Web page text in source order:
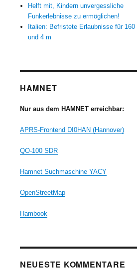
Helft mit, Kindern unvergessliche
Funkerlebnisse zu ermöglichen!
Italien: Befristete Erlaubnisse für 160
und 4 m
HAMNET
Nur aus dem HAMNET erreichbar:
APRS-Frontend DI0HAN (Hannover)
QO-100 SDR
Hamnet Suchmaschine YACY
OpenStreetMap
Hambook
NEUESTE KOMMENTARE